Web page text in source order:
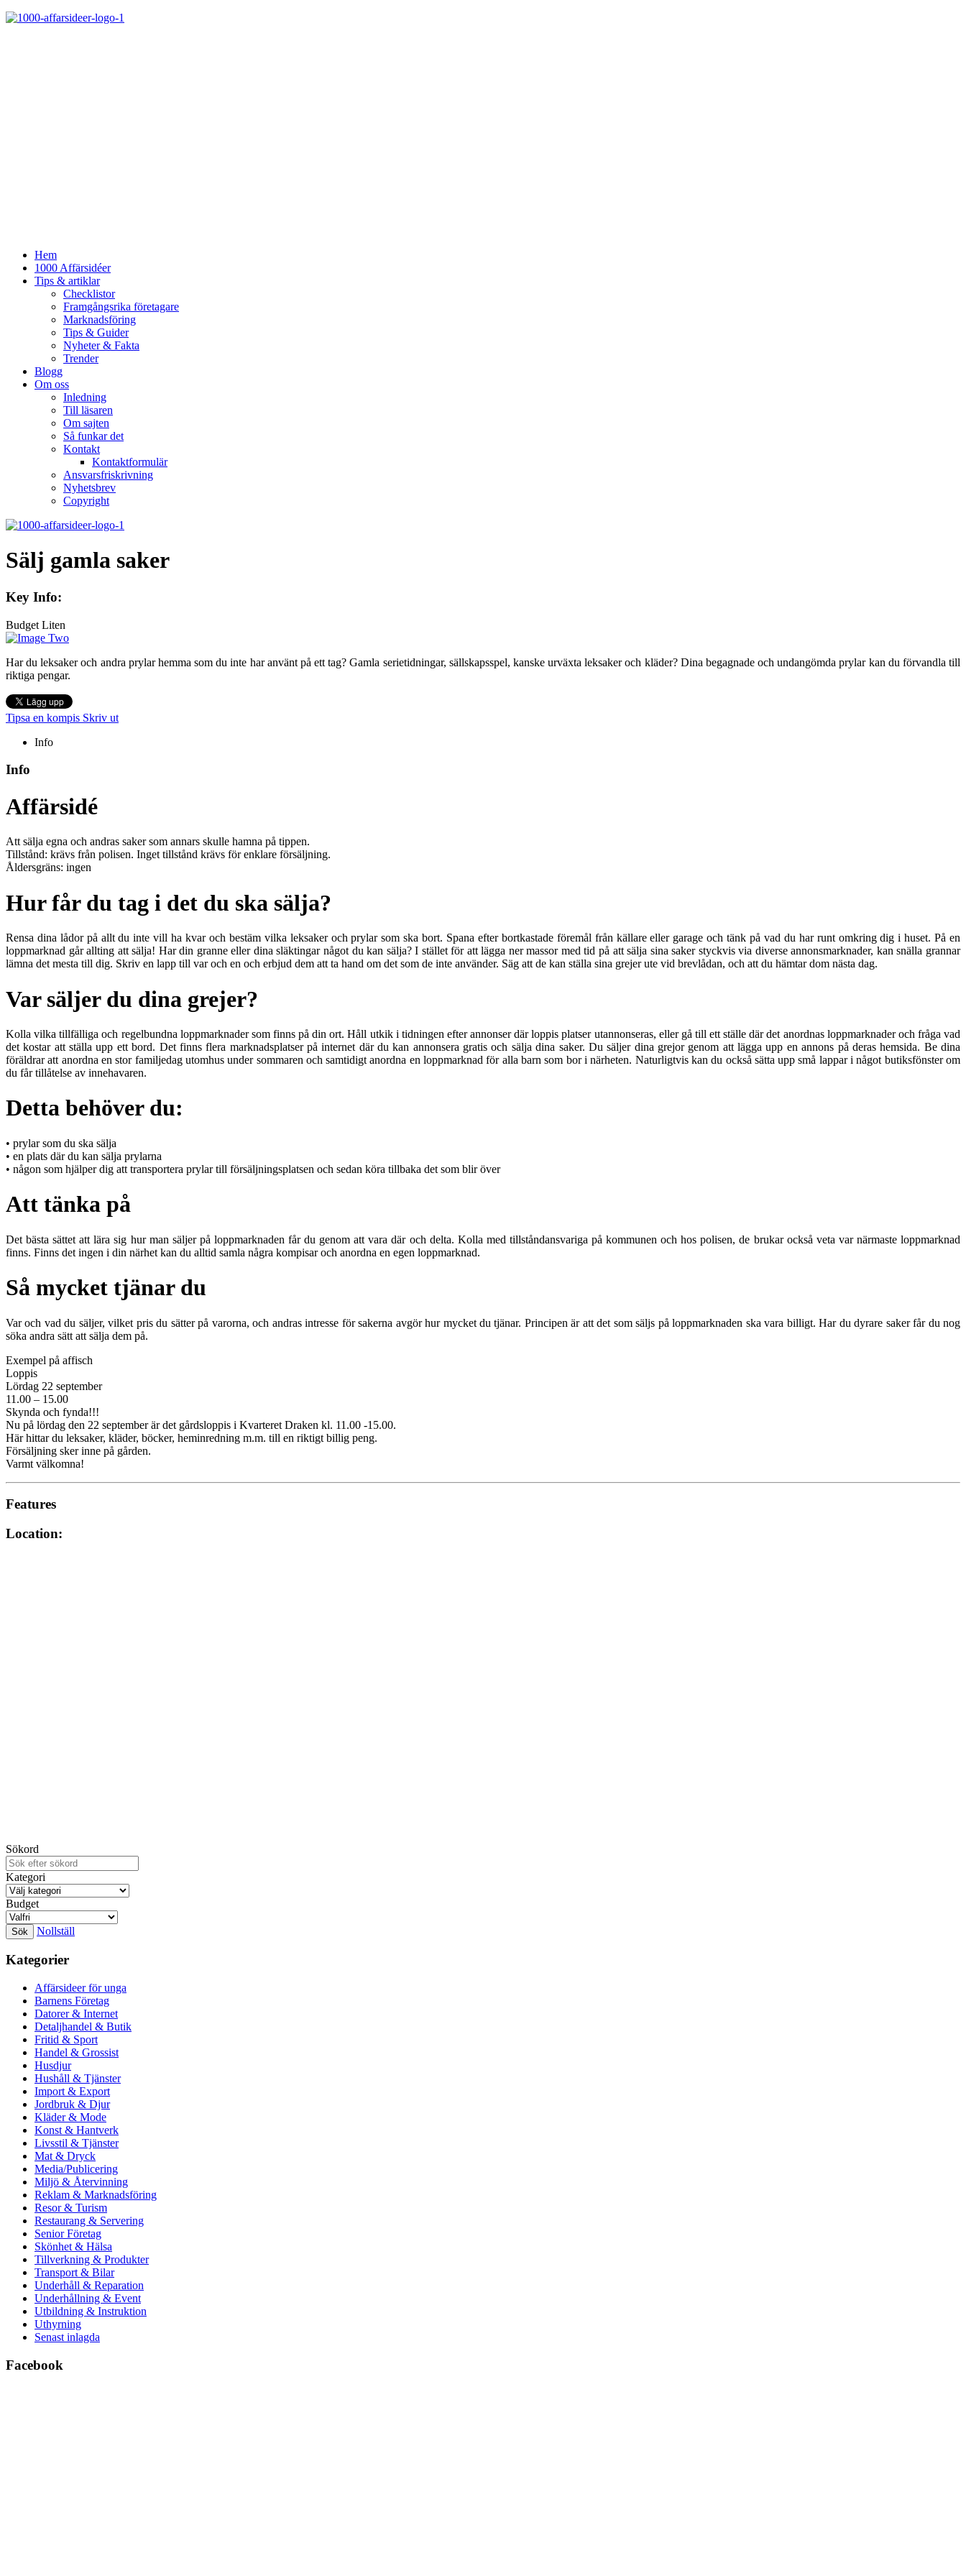
Hem
1000 Affärsidéer
Tips & artiklar
Checklistor
Framgångsrika företagare
Marknadsföring
Tips & Guider
Nyheter & Fakta
Trender
Blogg
Om oss
Inledning
Till läsaren
Om sajten
Så funkar det
Kontakt
Kontaktformulär
Ansvarsfriskrivning
Nyhetsbrev
Copyright
Sälj gamla saker
Key Info:
Budget Liten
Har du leksaker och andra prylar hemma som du inte har använt på ett tag? Gamla serietidningar, sällskapsspel, kanske urväxta leksaker och kläder? Dina begagnade och undangömda prylar kan du förvandla till
riktiga pengar.
Tipsa en kompis Skriv ut
Info
Info
Affärsidé
Att sälja egna och andras saker som annars skulle hamna på tippen.
Tillstånd: krävs från polisen. Inget tillstånd krävs för enklare försäljning.
Åldersgräns: ingen
Hur får du tag i det du ska sälja?
Rensa dina lådor på allt du inte vill ha kvar och bestäm vilka leksaker och prylar som ska bort. Spana efter bortkastade föremål från källare eller garage och tänk på vad du har runt omkring dig i huset. På en
loppmarknad går allting att sälja! Har din granne eller dina släktingar något du kan sälja? I stället för att lägga ner massor med tid på att sälja sina saker styckvis via diverse annonsmarknader, kan snälla grannar
lämna det mesta till dig. Skriv en lapp till var och en och erbjud dem att ta hand om det som de inte använder. Säg att de kan ställa sina grejer ute vid brevlådan, och att du hämtar dom nästa dag.
Var säljer du dina grejer?
Kolla vilka tillfälliga och regelbundna loppmarknader som finns på din ort. Håll utkik i tidningen efter annonser där loppis platser utannonseras, eller gå till ett ställe där det anordnas loppmarknader och fråga vad
det kostar att ställa upp ett bord. Det finns flera marknadsplatser på internet där du kan annonsera gratis och sälja dina saker. Du säljer dina grejor genom att lägga upp en annons på deras hemsida. Be dina
föräldrar att anordna en stor familjedag utomhus under sommaren och samtidigt anordna en loppmarknad för alla barn som bor i närheten. Naturligtvis kan du också sätta upp små lappar i något butiksfönster om
du får tillåtelse av innehavaren.
Detta behöver du:
• prylar som du ska sälja
• en plats där du kan sälja prylarna
• någon som hjälper dig att transportera prylar till försäljningsplatsen och sedan köra tillbaka det som blir över
Att tänka på
Det bästa sättet att lära sig hur man säljer på loppmarknaden får du genom att vara där och delta. Kolla med tillståndansvariga på kommunen och hos polisen, de brukar också veta var närmaste loppmarknad
finns. Finns det ingen i din närhet kan du alltid samla några kompisar och anordna en egen loppmarknad.
Så mycket tjänar du
Var och vad du säljer, vilket pris du sätter på varorna, och andras intresse för sakerna avgör hur mycket du tjänar. Principen är att det som säljs på loppmarknaden ska vara billigt. Har du dyrare saker får du nog
söka andra sätt att sälja dem på.
Exempel på affisch
Loppis
Lördag 22 september
11.00 – 15.00
Skynda och fynda!!!
Nu på lördag den 22 september är det gårdsloppis i Kvarteret Draken kl. 11.00 -15.00.
Här hittar du leksaker, kläder, böcker, heminredning m.m. till en riktigt billig peng.
Försäljning sker inne på gården.
Varmt välkomna!
Features
Location:
Sökord
Kategori
Budget
Nollställ
Kategorier
Affärsideer för unga
Barnens Företag
Datorer & Internet
Detaljhandel & Butik
Fritid & Sport
Handel & Grossist
Husdjur
Hushåll & Tjänster
Import & Export
Jordbruk & Djur
Kläder & Mode
Konst & Hantverk
Livsstil & Tjänster
Mat & Dryck
Media/Publicering
Miljö & Återvinning
Reklam & Marknadsföring
Resor & Turism
Restaurang & Servering
Senior Företag
Skönhet & Hälsa
Tillverkning & Produkter
Transport & Bilar
Underhåll & Reparation
Underhållning & Event
Utbildning & Instruktion
Uthyrning
Senast inlagda
Facebook